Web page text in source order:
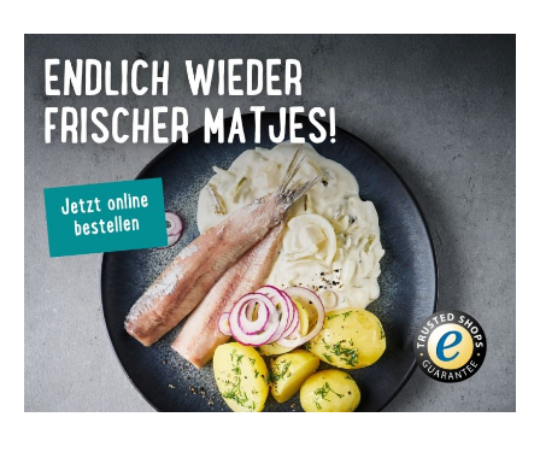
86594
Südafrikanische
Kaisergranatschwänze ·
Größe XXL
81828
Südafrikanische
Kaisergranatschwänze ·
Größe L